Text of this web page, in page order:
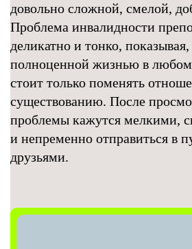
довольно сложной, смелой,
Проблема инвалидности
деликатно и тонко,
полноценной жизнью в
стоит только поменять
существованию. После
проблемы кажутся мелкими,
и непременно отправиться в
друзьями.